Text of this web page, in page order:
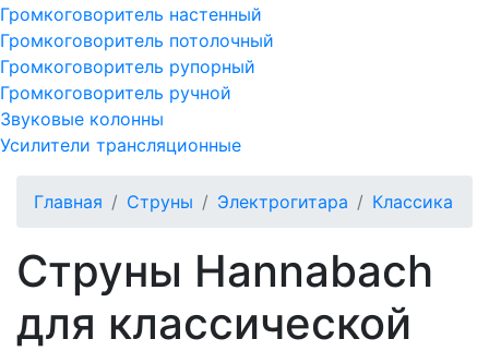
Громкоговоритель настенный
Громкоговоритель потолочный
Громкоговоритель рупорный
Громкоговоритель ручной
Звуковые колонны
Усилители трансляционные
Главная Струны Электрогитара Классика
Cтруны Hannabach
для классической